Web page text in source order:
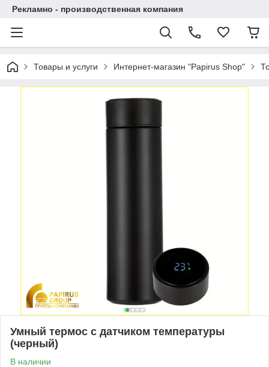
Рекламно - производственная компания
Товары и услуги Интернет-магазин "Papirus Shop"
Умный термос с датчиком температуры
(черный)
В наличии